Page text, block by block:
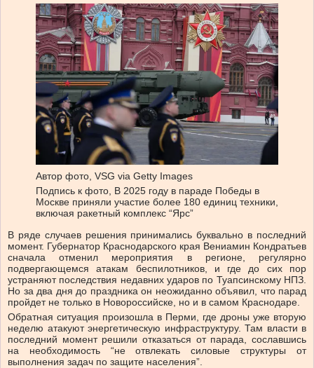
Автор фото, VSG via Getty Images
Подпись к фото, В 2025 году в параде Победы в
Москве приняли участие более 180 единиц техники,
включая ракетный комплекс “Ярс”
В ряде случаев решения принимались буквально в последний
момент. Губернатор Краснодарского края Вениамин Кондратьев
сначала отменил мероприятия в регионе, регулярно
подвергающемся атакам беспилотников, и где до сих пор
устраняют последствия недавних ударов по Туапсинскому НПЗ.
Но за два дня до праздника он неожиданно объявил, что парад
пройдет не только в Новороссийске, но и в самом Краснодаре.
Обратная ситуация произошла в Перми, где дроны уже вторую
неделю атакуют энергетическую инфраструктуру. Там власти в
последний момент решили отказаться от парада, сославшись
на необходимость “не отвлекать силовые структуры от
выполнения задач по защите населения”.